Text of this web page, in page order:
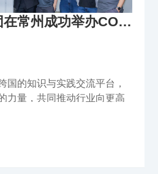
新加坡远东集团在常州成功举办CO₂跨临界与亚临界系统专项培训
国的知识与实践交流平台，
力量，共同推动行业向更高